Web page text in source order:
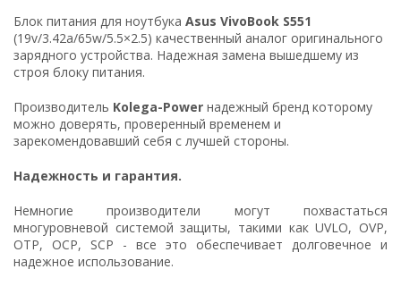
Блок питания для ноутбука Asus VivoBook S551
(19v/3.42a/65w/5.5×2.5) качественный аналог оригинального
зарядного устройства. Надежная замена вышедшему из
строя блоку питания.
Производитель Kolega-Power надежный бренд которому
можно доверять, проверенный временем и
зарекомендовавший себя с лучшей стороны.
Надежность и гарантия.
Немногие производители могут похвастаться
многуровневой системой защиты, такими как UVLO, OVP,
OTP, OCP, SCP - все это обеспечивает долговечное и
надежное использование.